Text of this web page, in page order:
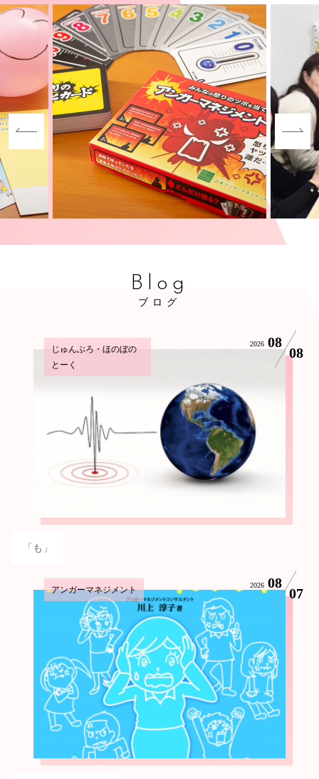
Blog
ブログ
じゅんぶろ・ほのぼの
とーく
2026 08
08
「も」
アンガーマネジメント 2026 08
07